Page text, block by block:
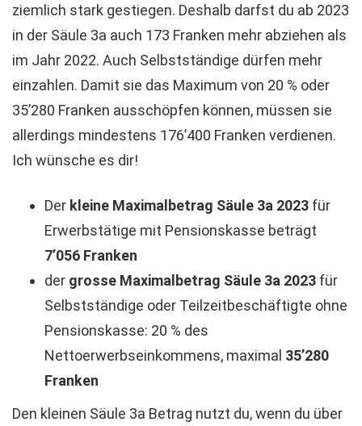
ziemlich stark gestiegen. Deshalb darfst du ab 2023
in der Säule 3a auch 173 Franken mehr abziehen als
im Jahr 2022. Auch Selbstständige dürfen mehr
einzahlen. Damit sie das Maximum von 20 % oder
35’280 Franken ausschöpfen können, müssen sie
allerdings mindestens 176’400 Franken verdienen.
Ich wünsche es dir!
Der kleine Maximalbetrag Säule 3a 2023 für
Erwerbstätige mit Pensionskasse beträgt
7’056 Franken
der grosse Maximalbetrag Säule 3a 2023 für
Selbstständige oder Teilzeitbeschäftigte ohne
Pensionskasse: 20 % des
Nettoerwerbseinkommens, maximal 35’280
Franken
Den kleinen Säule 3a Betrag nutzt du, wenn du über